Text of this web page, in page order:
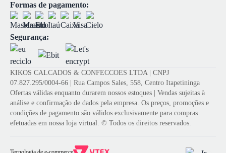
Formas de pagamento:
Segurança:
KIKOS CALCADOS & CONFECCOES LTDA | CNPJ
07.827.295/0004-66 | Rua Campos Sales, 558, Centro Itapetininga
Ofertas válidas enquanto durarem nossos estoques | Vendas sujeitas à
análise e confirmação de dados pela empresa. Os preços, promoções e
condições de pagamento são válidos exclusivamente para compras
efetuadas em nossa loja virtual. © Todos os direitos reservados.